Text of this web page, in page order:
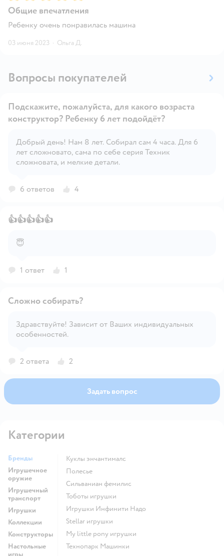
Общие впечатления
Ребенку очень понравилась машина
03 июня 2023 · Ольга Д.
Вопросы покупателей
Открыть вопрос
Подскажите, пожалуйста, для какого возраста
конструктор? Ребенку 6 лет подойдёт?
Добрый день! Нам 8 лет. Собирал сам 4 часа. Для 6
лет сложновато, сама по себе серия Техник
сложновата, и мелкие детали.
6 ответов 4
👍👍👍👍👍
😇
1 ответ 1
Сложно собирать?
Здравствуйте! Зависит от Ваших индивидуальных
особенностей.
2 ответа 2
Задать вопрос
Категории
Бренды
Игрушечное
оружие
Игрушечный
транспорт
Игрушки
Коллекции
Конструкторы
Настольные
игры
Куклы энчантималс
Полесье
Сильваниан фемилис
Тоботы игрушки
Игрушки Инфинити Надо
Stellar игрушки
my little pony игрушки
Технопарк Машинки